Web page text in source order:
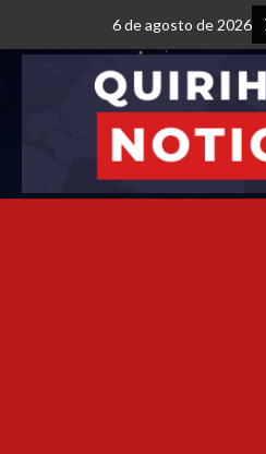
6 de agosto de 2026